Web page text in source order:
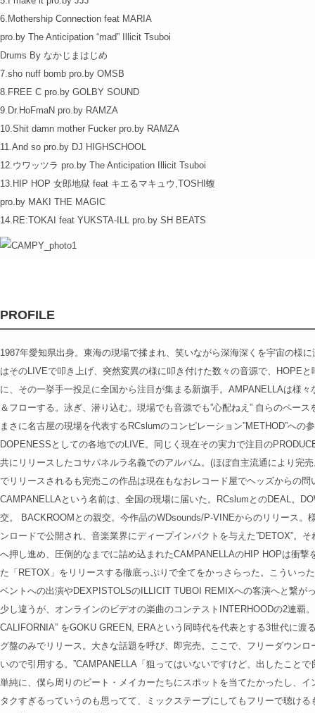
6.Mothership Connection feat MARIA
pro.by The Anticipation “mad” Illicit Tsuboi
Drums By なかじまはじめ
7.sho nuff bomb pro.by OMSB
8.FREE C pro.by GOLBY SOUND
9.Dr.HoFmaN pro.by RAMZA
10.Shit damn mother Fucker pro.by RAMZA
11.And so pro.by DJ HIGHSCHOOL
12.ウワッツラ pro.by The Anticipation Illicit Tsuboi
13.HIP HOP 女郎地獄 feat キエるマキュウ,TOSHI蝮
pro.by MAKI THE MAGIC
14.RE:TOKAI feat YUKSTA-ILL pro.by SH BEATS
PROFILE
1987年愛知県出身。東海の現場で揉まれ、笑いながら深海深くを宇宙の様
はそのLIVEで叩き上げ、突然変異の様に叩き付けた数々の音源で、HOPE
に、その一挙手一投足に全国から注目が集まる新旗手。AMPANELLAは様
＆フローする。泳ぎ、潜り込む。現場でも音源でも”心配ねえ” 自らのペー
まさに名古屋の現場を代表するRCslumのコンピレーション”METHOD”への
DOPENESSとしての各地でのLIVE。同じく現在その実力で注目の
共にリリースしたコサパネルラ名義でのアルバム。(ほぼ自主流通により完
でリリースされるも完売この作品は現在もなおレコード屋でヘッズからの
CAMPANELLAという名前は、全国の現場に届いた。RCslumとのDEAL。
交。 BACKROOMとの親交。今作品のWDsounds/P-VINEからのリリース。
ンロードで公開され、音楽業界にディープインパクトを与えた”DETOX”。
へ押し進め、圧倒的なまでに詰め込まれたCAMPANELLAのHIP HOPは衝
た「RETOX」をリリースする徹底っぷりで全てをかっさらった。こういっ
ベントへの出演やDEXPISTOLSのILLICIT TUBOI REMIXへの客演へと繋が
少し違うが、オンラインのビデオの楽曲のコンテストINTERHOODの2連覇
CALIFORNIA” をGOKU GREEN, ERAという同時代を代表とする3世代に渡
グ盤のみでリリース。大きな話題を呼び、即完売。ここで、フリーダウン
いので引用する。”CAMPANELLA「狙ってはいないですけど、出したこと
単純に、僕ら周りのビート・メイカーたちにスポットを当てたかったし、
タクすぎるっていうのも思ってて、ミックステープにしてもフリーで聴け